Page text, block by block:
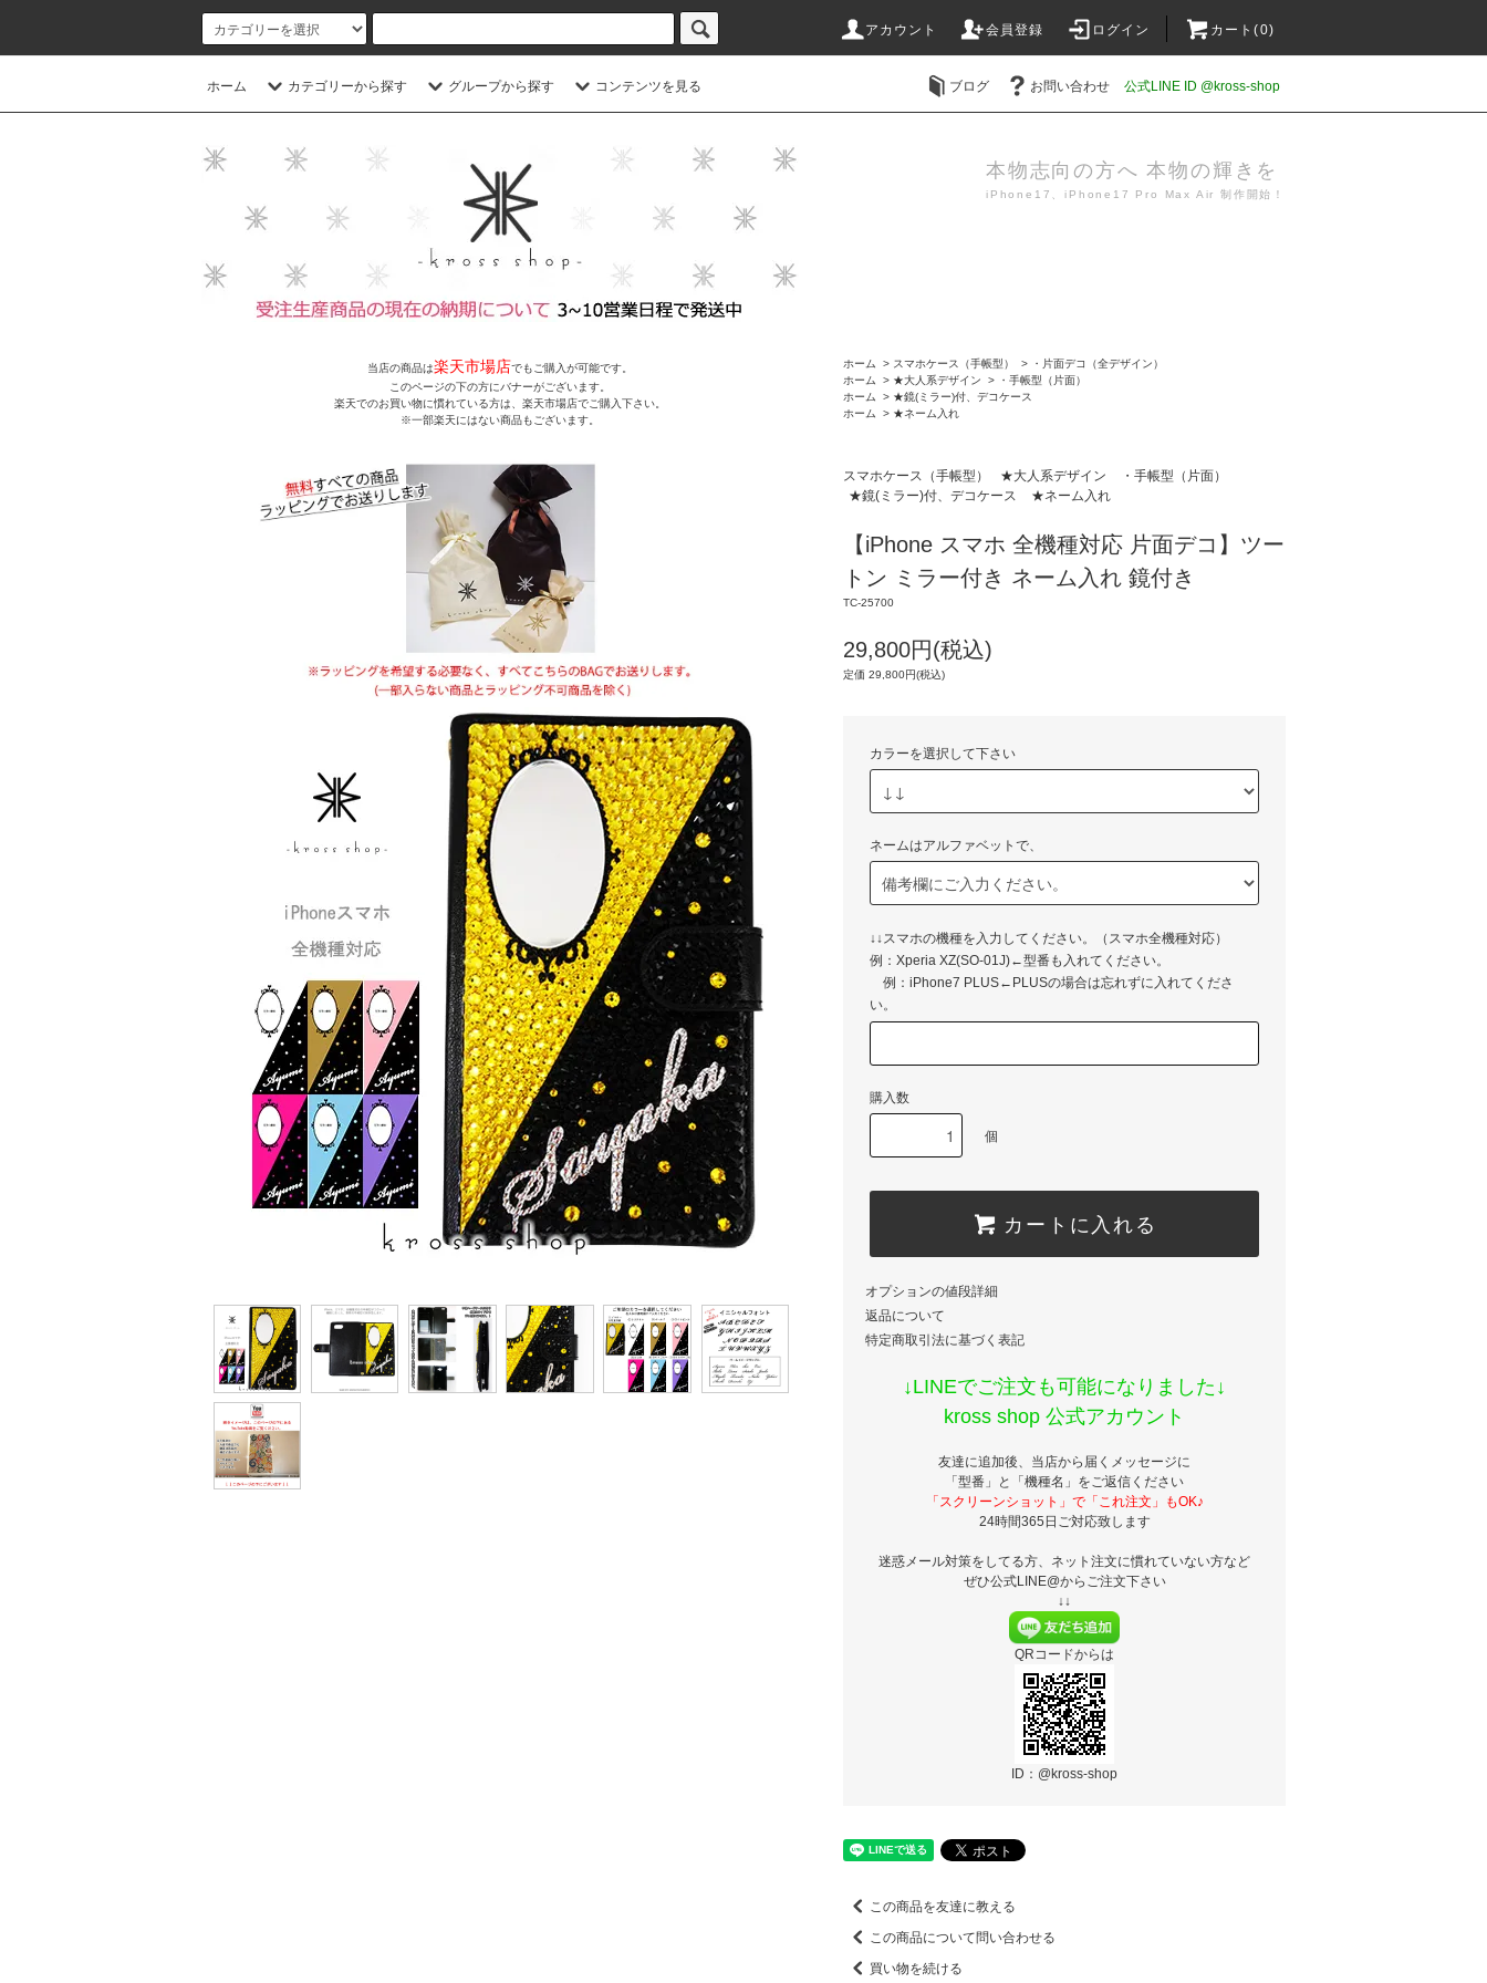
アカウント 会員登録 ログイン カート(0)
ホーム カテゴリーから探す グループから探す コンテンツを見る ブログ お問い合わせ 公式LINE ID @kross-shop
本物志向の方へ 本物の輝きを
iPhone17、iPhone17 Pro Max Air 制作開始！
当店の商品は楽天市場店でもご購入が可能です。
このページの下の方にバナーがございます。
楽天でのお買い物に慣れている方は、楽天市場店でご購入下さい。
※一部楽天にはない商品もございます。
ホーム > スマホケース（手帳型） >
・片面デコ（全デザイン）
ホーム
> ★大人系デザイン >
・手帳型（片面）
ホーム
> ★鏡(ミラー)付、デコケース
ホーム
> ★ネーム入れ
スマホケース（手帳型） ★大人系デザイン
・手帳型（片面）
★鏡(ミラー)付、デコケース
★ネーム入れ
【iPhone スマホ 全機種対応 片面デコ】ツー
トン ミラー付き ネーム入れ 鏡付き
TC-25700
29,800円(税込)
定価 29,800円(税込)
カラーを選択して下さい
ネームはアルファベットで、
↓↓スマホの機種を入力してください。（スマホ全機種対応）
例：Xperia XZ(SO-01J)←型番も入れてください。
例：iPhone7 PLUS←PLUSの場合は忘れずに入れてくださ
い。
購入数
個
カートに入れる
オプションの値段詳細
返品について
特定商取引法に基づく表記
↓LINEでご注文も可能になりました↓
kross shop 公式アカウント
友達に追加後、当店から届くメッセージに
「型番」と「機種名」をご返信ください
「スクリーンショット」で「これ注文」もOK♪
24時間365日ご対応致します
迷惑メール対策をしてる方、ネット注文に慣れていない方など
ぜひ公式LINE@からご注文下さい
↓↓
QRコードからは
ID：@kross-shop
この商品を友達に教える
この商品について問い合わせる
買い物を続ける